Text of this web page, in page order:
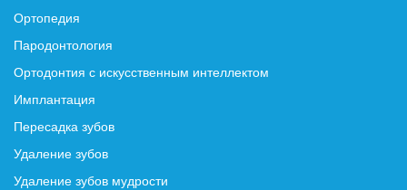
Ортопедия
Пародонтология
Ортодонтия с искусственным интеллектом
Имплантация
Пересадка зубов
Удаление зубов
Удаление зубов мудрости